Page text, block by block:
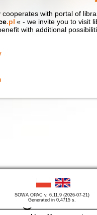
cooperates with portal of
.pl « - we invite you to visit
with additional
SOWA OPAC v. 6.11.9 (2026-07-21)
Generated in 0,4715 s.